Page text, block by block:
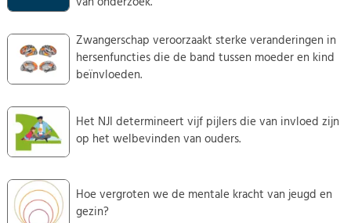
Zwangerschap veroorzaakt sterke veranderingen in
hersenfuncties die de band tussen moeder en kind
beïnvloeden.
Het NJI determineert vijf pijlers die van invloed zijn
op het welbevinden van ouders.
Hoe vergroten we de mentale kracht van jeugd en
gezin?